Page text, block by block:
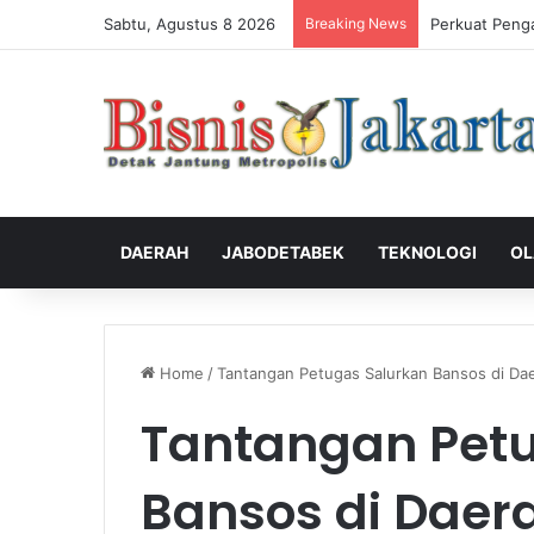
Sabtu, Agustus 8 2026 Breaking News Perkuat
DAERAH JABODETABEK TEKNOLOGI
Home /Tantangan Petugas Salurkan Bansos di
Tantangan
Bansos di